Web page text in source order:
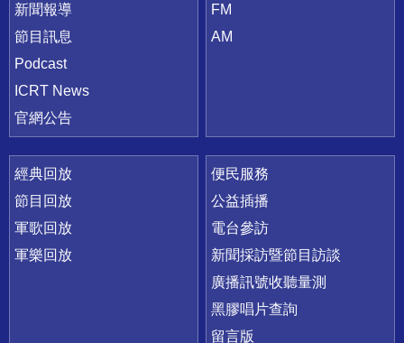
新聞報導
節目訊息
Podcast
ICRT News
官網公告
FM
AM
經典回放
節目回放
軍歌回放
軍樂回放
便民服務
公益插播
電台參訪
新聞採訪暨節目訪談
廣播訊號收聽量測
黑膠唱片查詢
留言版